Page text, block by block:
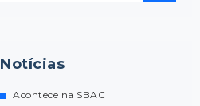
Notícias
Acontece na SBAC